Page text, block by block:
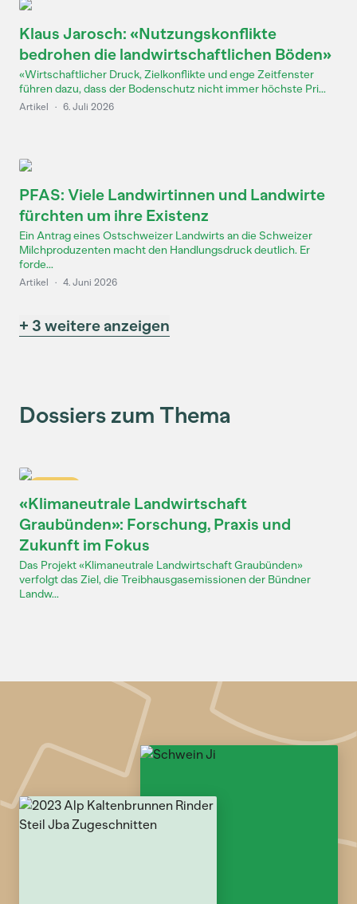
Klaus Jarosch: «Nutzungskonflikte
bedrohen die landwirtschaftlichen Böden»
«Wirtschaftlicher Druck, Zielkonflikte und enge Zeitfenster
führen dazu, dass der Bodenschutz nicht immer höchste Pri...
Artikel · 6. Juli 2026
PFAS: Viele Landwirtinnen und Landwirte
fürchten um ihre Existenz
Ein Antrag eines Ostschweizer Landwirts an die Schweizer
Milchproduzenten macht den Handlungsdruck deutlich. Er
forde...
Artikel · 4. Juni 2026
+ 3 weitere anzeigen
Dossiers zum Thema
«Klimaneutrale Landwirtschaft
Graubünden»: Forschung, Praxis und
Zukunft im Fokus
Das Projekt «Klimaneutrale Landwirtschaft Graubünden»
verfolgt das Ziel, die Treibhausgasemissionen der Bündner
Landw...